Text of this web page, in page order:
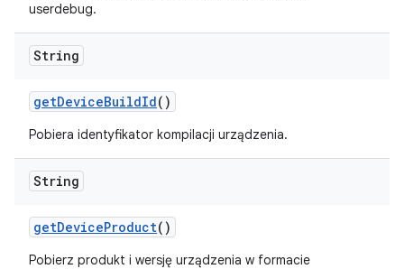
userdebug.
String
getDeviceBuildId()
Pobiera identyfikator kompilacji urządzenia.
String
getDeviceProduct()
Pobierz produkt i wersję urządzenia w formacie